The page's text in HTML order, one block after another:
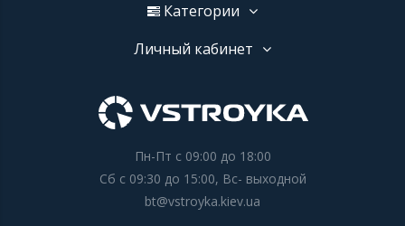
Категории
Личный кабинет
Пн-Пт с 09:00 до 18:00
Сб с 09:30 до 15:00, Вс- выходной
bt@vstroyka.kiev.ua